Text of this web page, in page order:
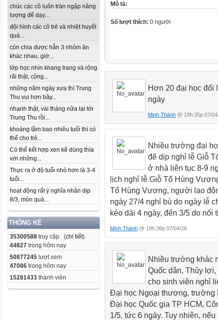
chúc các cô luôn tràn ngập năng
lượng để dạy...
đội hình các cô trẻ và nhiệt huyết
quá...
còn chia được hẳn 3 nhóm ăn
khác nhau, giờ...
lớp học nhìn khang trang và rộng
rãi thật, cũng...
những năm ngày xưa thì Trung
Thu vui hơn bây...
nhanh thật, vài tháng nữa lại tới
Trung Thu rồi...
khoảng tầm bao nhiêu tuổi thì có
thể cho trẻ...
Có thể kết hợp xen kẽ dùng thìa
với những...
Thực ra ở độ tuổi nhỏ hơn là 3-4
tuổi...
hoạt động rất ý nghĩa nhân dịp
8/3, món quà...
THỐNG KÊ
35300588 truy cập (chi tiết)
44827 trong hôm nay
50877245 lượt xem
47086 trong hôm nay
15281433 thành viên
Mô tả:
Số lượt thích: 0 người
Hơn 20 đại học đổi
ngày
Minh Thành @ 19h:35p 07/
Nhiều trường đại
để dịp nghỉ lễ Giỗ
ở nhà liên tục 8-9
lịch nghỉ lễ Giỗ Tổ Hùng
Tổ Hùng Vương, người lao
ngày 27/4 nghỉ bù do ngày lễ
kéo dài 4 ngày, đến 3/5 do nối
Minh Thành @ 19h:36p 07/04/26
Nhiều trường khác
Quốc dân, Thủy
cho sinh viên nghỉ
Đại học Ngoại thương, trường
Đại học Quốc gia TP HCM,
1/5, tức 6 ngày. Tuy nhiên,